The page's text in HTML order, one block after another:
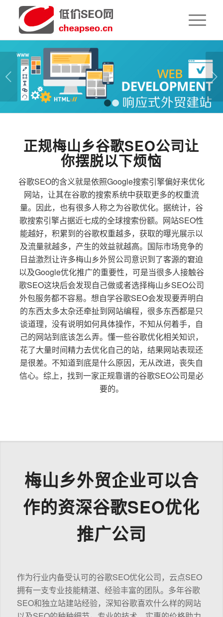
下一页
1 2
正规梅山乡谷歌SEO公司让
你摆脱以下烦恼
谷歌SEO的含义就是依照Google搜索引擎偏好来优化
网站，让其在谷歌的搜索系统中获取更多的权重流
量。因此，也有很多人称之为谷歌优化。据统计，谷
歌搜索引擎占据近七成的全球搜索份额。网站SEO性
能越好，积累到的谷歌权重越多，获取的曝光展示以
及流量就越多，产生的效益就越高。国际市场竞争的
日益激烈让许多梅山乡外贸公司意识到了客源的窘迫
以及Google优化推广的重要性，可是当很多人接触谷
歌SEO这块后会发现自己做或者选择梅山乡SEO公司
外包服务都不容易。想自学谷歌SEO会发现要弄明白
的东西太多太杂还牵扯到网站编程，很多东西都是只
谈道理，没有说明如何具体操作，不知从何着手，自
己的网站到底该怎么弄。懂一些谷歌优化相关知识，
花了大量时间精力去优化自己的站，结果网站表现还
是很差。不知道到底是什么原因，无从改进，丧失自
信心。综上，找到一家正规靠谱的谷歌SEO公司是必
要的。
梅山乡外贸企业可以合
作的资深谷歌SEO优化
推广公司
作为行业内备受认可的谷歌SEO优化公司，云点SEO
拥有一支专业技能精湛、经验丰富的团队。多年谷歌
SEO和独立站建站经验，深知谷歌喜欢什么样的网站